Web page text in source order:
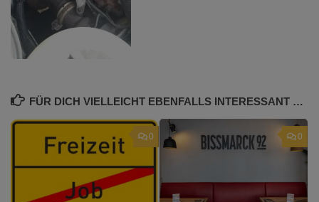
FÜR DICH VIELLEICHT EBENFALLS INTERESSANT …
0 0